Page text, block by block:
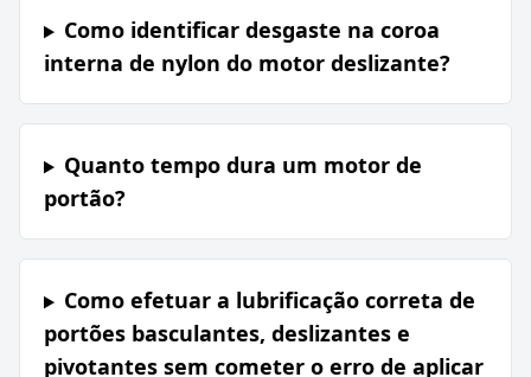
Como identificar desgaste na coroa
interna de nylon do motor deslizante?
Quanto tempo dura um motor de
portão?
Como efetuar a lubrificação correta de
portões basculantes, deslizantes e
pivotantes sem cometer o erro de aplicar